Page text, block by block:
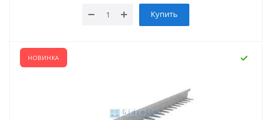
Купить
НОВИНКА